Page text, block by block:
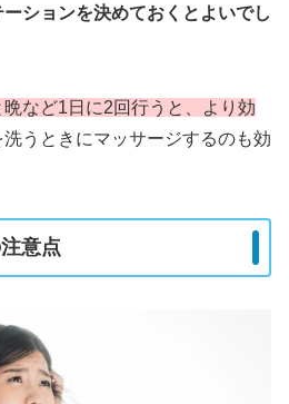
ーションを決めておくとよいでし
など1日に2回行うと、より効
洗うときにマッサージするのも効
意点